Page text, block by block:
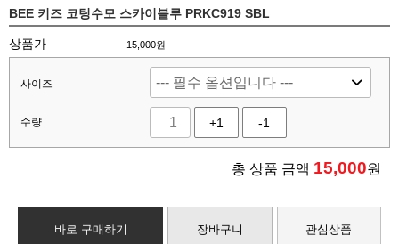
BEE 키즈 코팅수모 스카이블루 PRKC919 SBL
상품가 15,000원
사이즈
수량 +1 -1
총 상품 금액 15,000원
바로 구매하기 장바구니 관심상품